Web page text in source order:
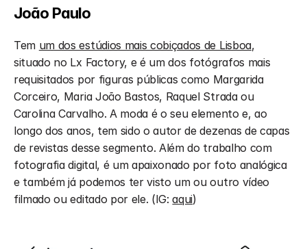
João Paulo
Tem um dos estúdios mais cobiçados de Lisboa,
situado no Lx Factory, e é um dos fotógrafos mais
requisitados por figuras públicas como Margarida
Corceiro, Maria João Bastos, Raquel Strada ou
Carolina Carvalho. A moda é o seu elemento e, ao
longo dos anos, tem sido o autor de dezenas de capas
de revistas desse segmento. Além do trabalho com
fotografia digital, é um apaixonado por foto analógica
e também já podemos ter visto um ou outro vídeo
filmado ou editado por ele. (IG: aqui)